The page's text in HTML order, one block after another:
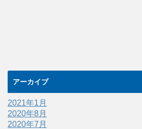
アーカイブ
2021年1月
2020年8月
2020年7月